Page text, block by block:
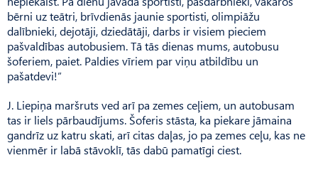
bērni uz teātri, brīvdienās jaunie sportisti, olimpiāžu
dalībnieki, dejotāji, dziedātāji, darbs ir visiem pieciem
pašvaldības autobusiem. Tā tās dienas mums, autobusu
šoferiem, paiet. Paldies vīriem par viņu atbildību un
pašatdevi!”
J. Liepiņa maršruts ved arī pa zemes ceļiem, un autobusam
tas ir liels pārbaudījums. Šoferis stāsta, ka piekare jāmaina
gandrīz uz katru skati, arī citas daļas, jo pa zemes ceļu, kas ne
vienmēr ir labā stāvoklī, tās dabū pamatīgi ciest.